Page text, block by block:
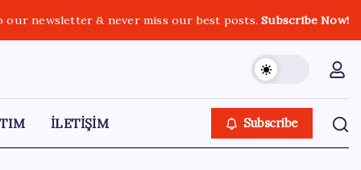
our newsletter & never miss our best posts.Subscribe Now!
İLETİŞİM Subscribe